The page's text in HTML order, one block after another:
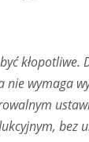
kłopotliwe.
wymaga
bez